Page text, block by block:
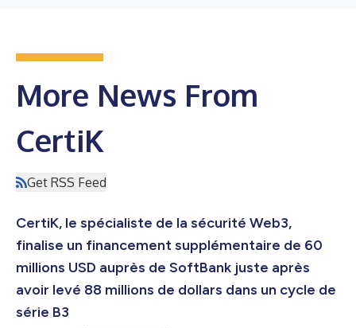
More News From
CertiK
Get RSS Feed
CertiK, le spécialiste de la sécurité Web3,
finalise un financement supplémentaire de 60
millions USD auprès de SoftBank juste après
avoir levé 88 millions de dollars dans un cycle de
série B3